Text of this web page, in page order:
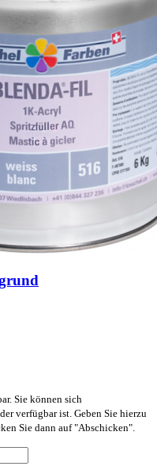
Sie können sich
verfügbar ist. Geben Sie hierzu
Sie dann auf "Abschicken".